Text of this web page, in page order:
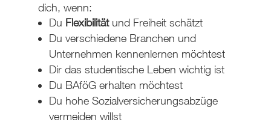
dich, wenn:
Du Flexibilitätund Freiheit schätzt
Du verschiedene Branchen und
Unternehmen kennenlernen möchtest
Dir das studentische Leben wichtig ist
Du BAföG erhalten möchtest
Du hohe Sozialversicherungsabzüge
vermeiden willst